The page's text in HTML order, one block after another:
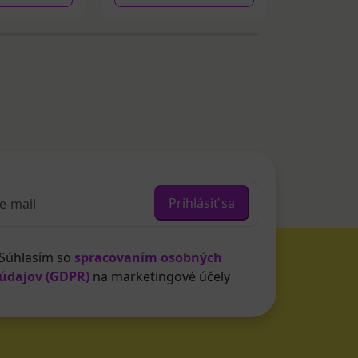
Prihlásiť sa
Súhlasím so spracovaním osobných
údajov (GDPR) na marketingové účely